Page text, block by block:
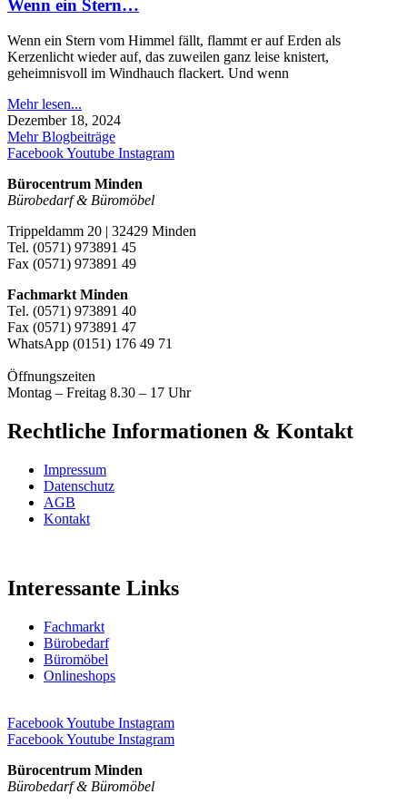
Wenn ein Stern…
Wenn ein Stern vom Himmel fällt, flammt er auf Erden als
Kerzenlicht wieder auf, das zuweilen ganz leise knistert,
geheimnisvoll im Windhauch flackert. Und wenn
Mehr lesen...
Dezember 18, 2024
Mehr Blogbeiträge
FacebookYoutube Instagram
Bürocentrum Minden
Bürobedarf & Büromöbel
Trippeldamm 20 | 32429 Minden
Tel. (0571) 973891 45
Fax (0571) 973891 49
Fachmarkt Minden
Tel. (0571) 973891 40
Fax (0571) 973891 47
WhatsApp (0151) 176 49 71
Öffnungszeiten
Montag – Freitag 8.30 – 17 Uhr
Rechtliche Informationen & Kontakt
Impressum
Datenschutz
AGB
Kontakt
Interessante Links
Fachmarkt
Bürobedarf
Büromöbel
Onlineshops
FacebookYoutube Instagram
FacebookYoutube Instagram
Bürocentrum Minden
Bürobedarf & Büromöbel